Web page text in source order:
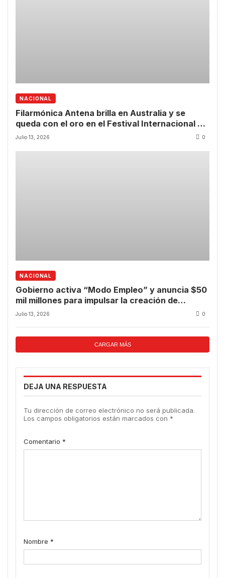
NACIONAL
Filarmónica Antena brilla en Australia y se
queda con el oro en el Festival Internacional de
la Música
Julio 13, 2026 0
NACIONAL
Gobierno activa “Modo Empleo” y anuncia $50
mil millones para impulsar la creación de
nuevos puestos de trabajo
Julio 13, 2026 0
CARGAR MÁS
DEJA UNA RESPUESTA
Tu dirección de correo electrónico no será publicada.
Los campos obligatorios están marcados con *
Comentario *
Nombre *